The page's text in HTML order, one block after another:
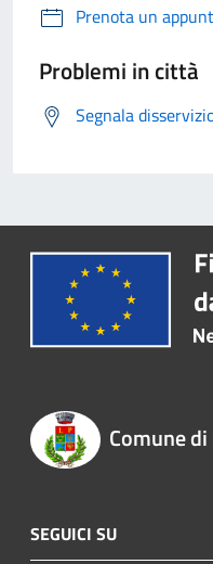
Prenota un
Problemi in città
Segnala
Comune
SEGUICI SU